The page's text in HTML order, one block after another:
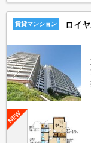
賃貸マンション ロイ